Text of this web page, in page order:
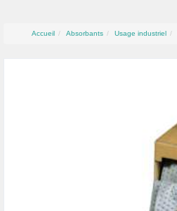
Accueil Absorbants Usage industriel